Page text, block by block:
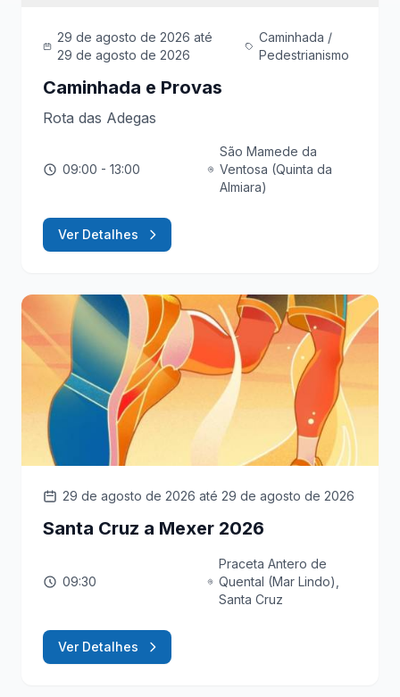
29 de agosto de 2026 até
29 de agosto de 2026
Caminhada /
Pedestrianismo
Caminhada e Provas
Rota das Adegas
09:00 - 13:00
São Mamede da
Ventosa (Quinta da
Almiara)
Ver Detalhes
29 de agosto de 2026 até 29 de agosto de 2026
Santa Cruz a Mexer 2026
09:30
Praceta Antero de
Quental (Mar Lindo),
Santa Cruz
Ver Detalhes